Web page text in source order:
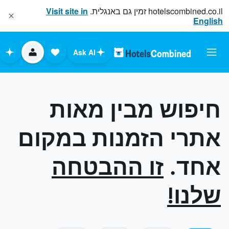
hotelscombined.co.il זמין גם באנגלית. Visit site in
English
Ask AI
חיפוש מבין מאות
אתרי הזמנות במקום
אחד. זו ההבטחה
שלנו!